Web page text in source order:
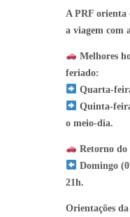
A PRF orienta
a viagem com
Melhores
feriado:
Quarta-
Quinta-
o meio-dia.
Retorno
Domingo
21h.
Orientações